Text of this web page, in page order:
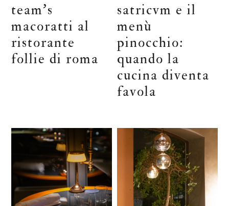
team’s
macoratti al
ristorante
follie di roma
satricvm e il
menù
pinocchio:
quando la
cucina diventa
favola